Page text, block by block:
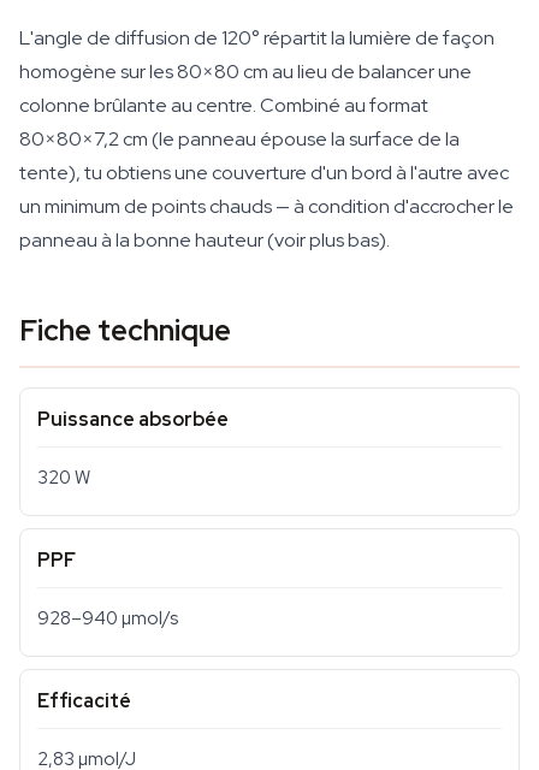
L'angle de diffusion de 120° répartit la lumière de façon
homogène sur les 80×80 cm au lieu de balancer une
colonne brûlante au centre. Combiné au format
80×80×7,2 cm (le panneau épouse la surface de la
tente), tu obtiens une couverture d'un bord à l'autre avec
un minimum de points chauds — à condition d'accrocher le
panneau à la bonne hauteur (voir plus bas).
Fiche technique
Puissance absorbée
320 W
PPF
928–940 µmol/s
Efficacité
2,83 µmol/J